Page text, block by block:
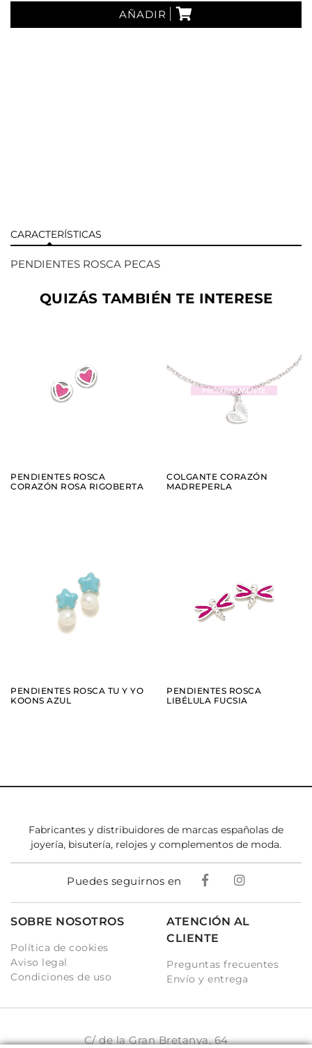
AÑADIR
CARACTERÍSTICAS
PENDIENTES ROSCA PECAS
QUIZÁS TAMBIÉN TE INTERESE
VER AÑADIR
PENDIENTES ROSCA
CORAZÓN ROSA RIGOBERTA
VER AÑADIR
COLGANTE CORAZÓN
MADREPERLA
VER AÑADIR
PENDIENTES ROSCA TU Y YO
KOONS AZUL
VER AÑADIR
PENDIENTES ROSCA
LIBÉLULA FUCSIA
Fabricantes y distribuidores de marcas españolas de
joyería, bisutería, relojes y complementos de moda.
Puedes seguirnos en
SOBRE NOSOTROS
Política de cookies
Aviso legal
Condiciones de uso
ATENCIÓN AL
CLIENTE
Preguntas frecuentes
Envío y entrega
C/ de la Gran Bretanya, 64